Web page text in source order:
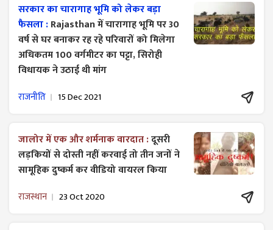
सरकार का चारागाह भूमि को लेकर बड़ा
फैसला :Rajasthan में चारागाह भूमि पर 30
वर्ष से घर बनाकर रह रहे परिवारों को मिलेगा
अधिकतम 100 वर्गमीटर का पट्टा, सिरोही
विधायक ने उठाई थी मांग
राजनीति 15 Dec 2021
जालोर में एक और शर्मनाक वारदात :दूसरी
लड़कियों से दोस्ती नहीं करवाई तो तीन जनों ने
सामूहिक दुष्कर्म कर वीडियो वायरल किया
राजस्थान 23 Oct 2020